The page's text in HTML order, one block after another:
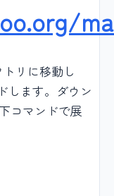
リに移動し
します。ダウン
コマンドで展